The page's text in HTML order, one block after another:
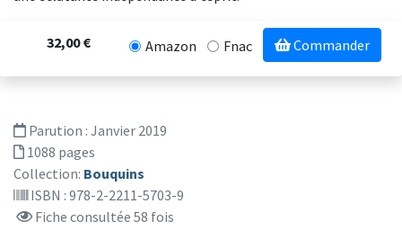
32,00 € Amazon Fnac Commander
Parution : Janvier 2019
1088 pages
Collection: Bouquins
ISBN : 978-2-2211-5703-9
Fiche consultée 58 fois